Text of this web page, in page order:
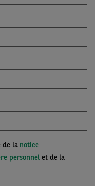
de la notice
personnel et de la